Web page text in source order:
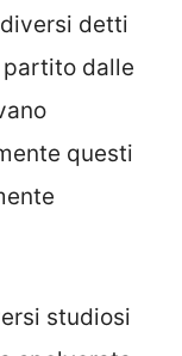
detti
partito dalle
questi
studiosi